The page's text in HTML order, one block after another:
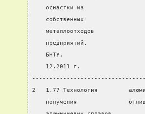
    оснастки из
    собственных
    металлоотходов
    предприятий.
    БНТУ.
    12.2011 г.
2   1.77 Технология
получения